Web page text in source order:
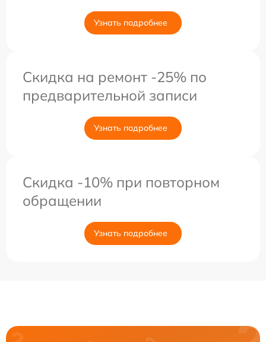
Узнать подробнее
Скидка на ремонт -25% по
предварительной записи
Узнать подробнее
Скидка -10% при повторном
обращении
Узнать подробнее